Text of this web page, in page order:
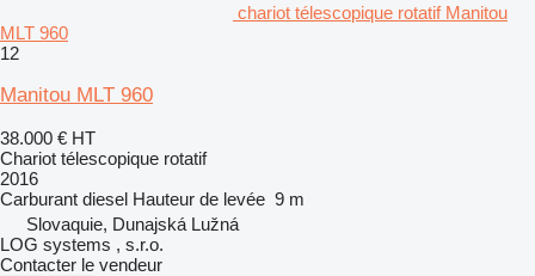
chariot télescopique rotatif Manitou
MLT 960
12
Manitou MLT 960
38.000 € HT
Chariot télescopique rotatif
2016
Carburant diesel Hauteur de levée 9 m
Slovaquie, Dunajská Lužná
LOG systems , s.r.o.
Contacter le vendeur